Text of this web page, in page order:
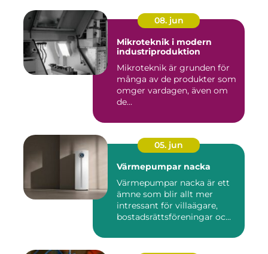
08. jun
Mikroteknik i modern
industriproduktion
Mikroteknik är grunden för
många av de produkter som
omger vardagen, även om
de...
05. jun
Värmepumpar nacka
Värmepumpar nacka är ett
ämne som blir allt mer
intressant för villaägare,
bostadsrättsföreningar oc...